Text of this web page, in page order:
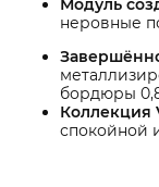
Модуль
неровные
бордюры
Коллекция
спокойной